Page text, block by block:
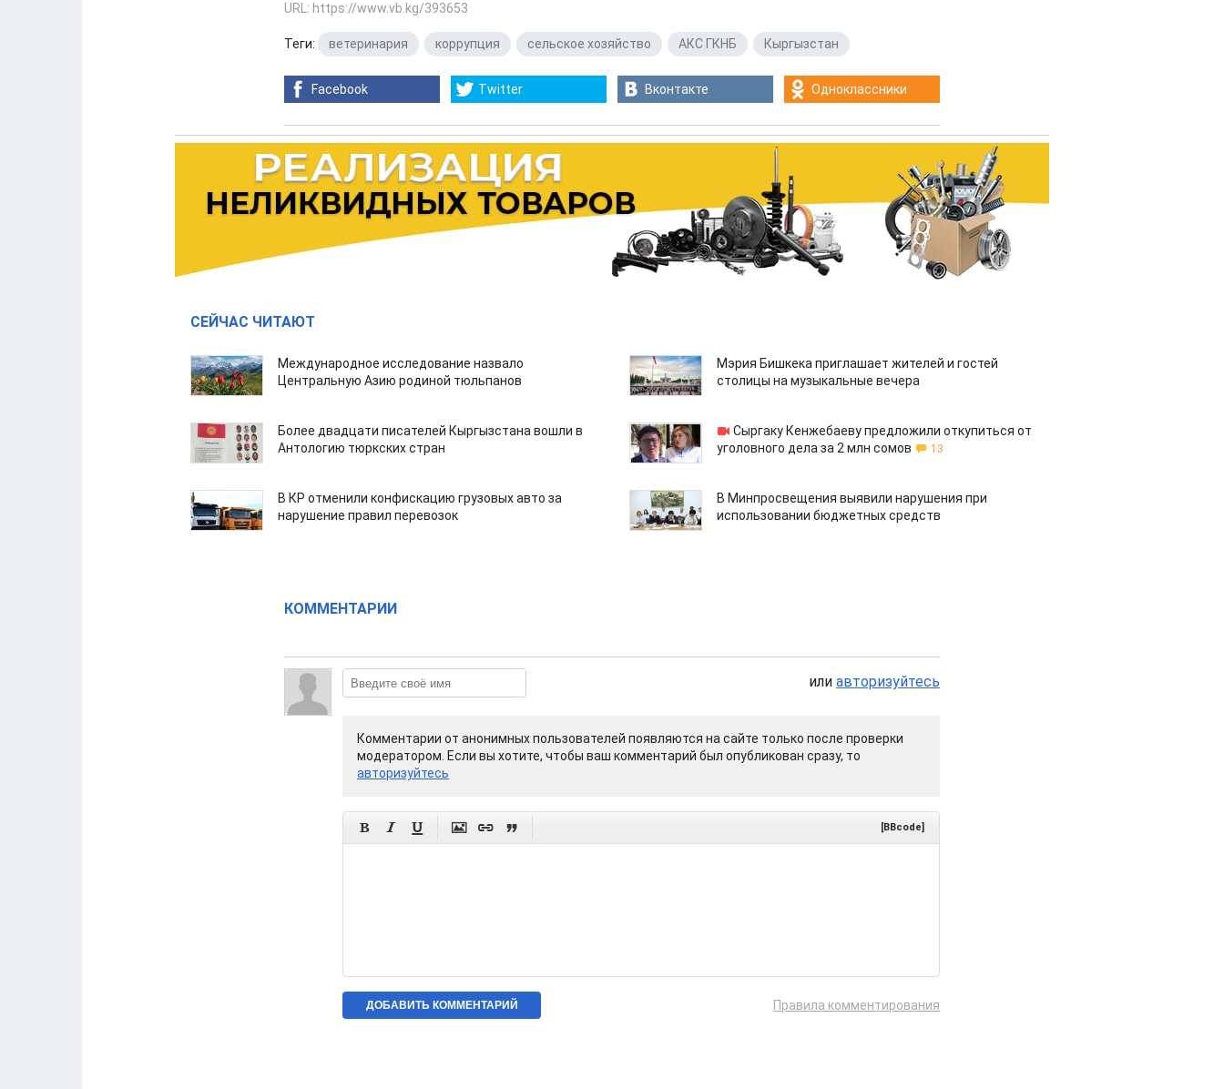
URL: https://www.vb.kg/393653
Теги: ветеринария коррупция сельское хозяйство АКС ГКНБ Кыргызстан
Facebook Twitter Вконтакте Одноклассники
СЕЙЧАС ЧИТАЮТ
Международное исследование назвало
Центральную Азию родиной тюльпанов
Мэрия Бишкека приглашает жителей и гостей
столицы на музыкальные вечера
Более двадцати писателей Кыргызстана вошли в
Антологию тюркских стран
Сыргаку Кенжебаеву предложили откупиться от
уголовного дела за 2 млн сомов
13
В КР отменили конфискацию грузовых авто за
нарушение правил перевозок
В Минпросвещения выявили нарушения при
использовании бюджетных средств
КОММЕНТАРИИ
или авторизуйтесь
Комментарии от анонимных пользователей появляются на сайте только после проверки
модератором. Если вы хотите, чтобы ваш комментарий был опубликован сразу, то
авторизуйтесь
      [BBcode]
Правила комментирования